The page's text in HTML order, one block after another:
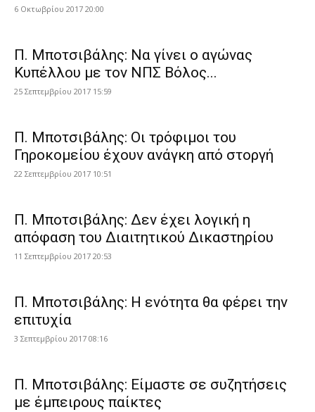
6 Οκτωβρίου 2017 20:00
Π. Μποτσιβάλης: Να γίνει ο αγώνας
Κυπέλλου με τον ΝΠΣ Βόλος...
25 Σεπτεμβρίου 2017 15:59
Π. Μποτσιβάλης: Οι τρόφιμοι του
Γηροκομείου έχουν ανάγκη από στοργή
22 Σεπτεμβρίου 2017 10:51
Π. Μποτσιβάλης: Δεν έχει λογική η
απόφαση του Διαιτητικού Δικαστηρίου
11 Σεπτεμβρίου 2017 20:53
Π. Μποτσιβάλης: Η ενότητα θα φέρει την
επιτυχία
3 Σεπτεμβρίου 2017 08:16
Π. Μποτσιβάλης: Είμαστε σε συζητήσεις
με έμπειρους παίκτες